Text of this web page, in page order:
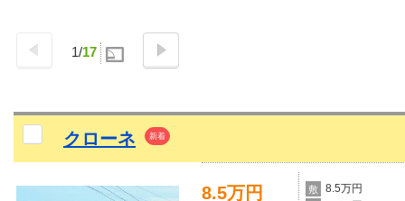
1/17
クローネ 新着
8.5万円 敷 8.5万円